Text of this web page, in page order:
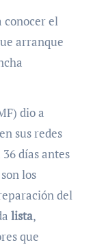
conocer el
arranque
dio a
sus redes
días antes
los
del
lista,
que